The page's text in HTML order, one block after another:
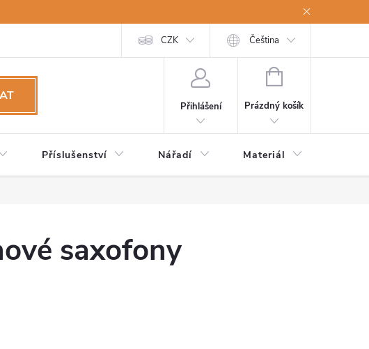
Odstoupení od kupní smlouvy
CZK Čeština
Přihlášení
NÁKUPNÍ
Prázdný košík
Příslušenství Nářadí Materiál
saxofony